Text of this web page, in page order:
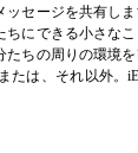
セージを共有し
にできる小さな
ちの周りの環境
は、それ以外。